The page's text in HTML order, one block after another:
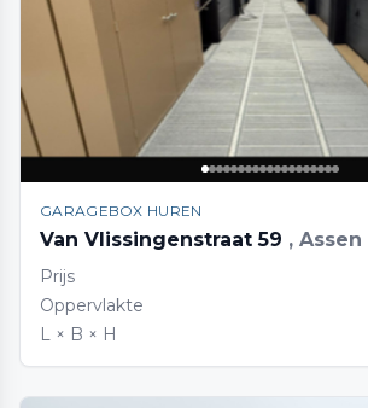
GARAGEBOX HUREN
Van Vlissingenstraat 59 , Assen
Prijs
Oppervlakte
L × B × H